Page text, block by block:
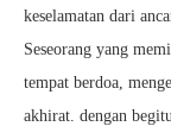
keselamatan dari
Seseorang yang
tempat berdoa,
akhirat. dengan